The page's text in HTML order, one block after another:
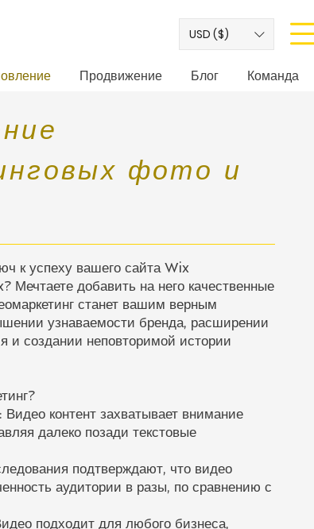
USD ($)
Продвижение Блог Команда
фото и
к успеху вашего сайта Wix
Мечтаете добавить на него качественные
станет вашим верным
узнаваемости бренда, расширении
и создании неповторимой истории
Видео контент захватывает внимание
далеко позади текстовые
подтверждают, что видео
аудитории в разы, по сравнению с
подходит для любого бизнеса,